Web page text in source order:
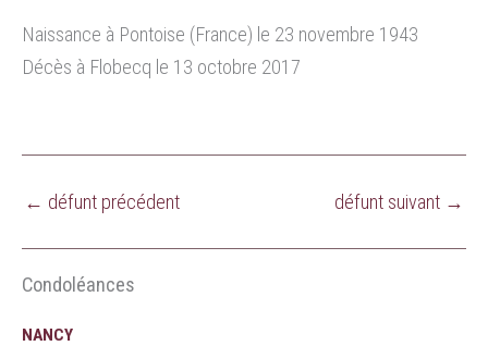
Naissance à Pontoise (France) le 23 novembre 1943
Décès à Flobecq le 13 octobre 2017
← défunt précédent défunt suivant →
Condoléances
NANCY